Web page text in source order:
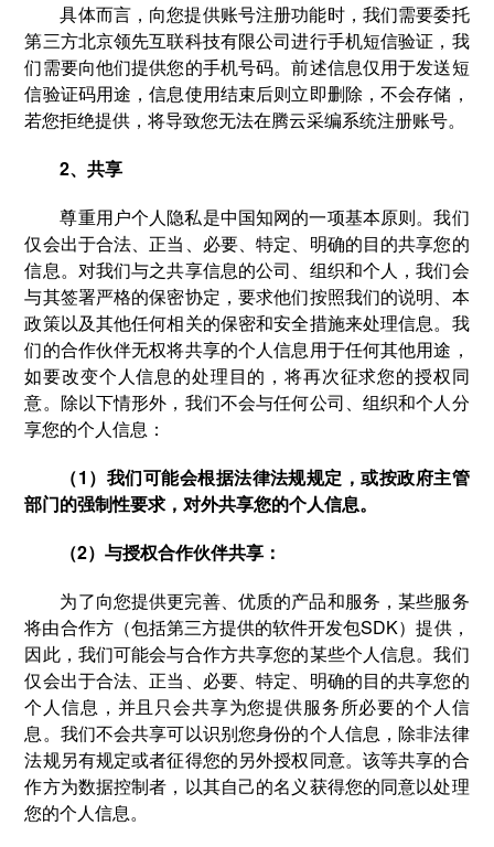
具体而言，向您提供账号注册功能时，我们需要委托
第三方北京领先互联科技有限公司进行手机短信验证，我
们需要向他们提供您的手机号码。前述信息仅用于发送短
信验证码用途，信息使用结束后则立即删除，不会存储，
若您拒绝提供，将导致您无法在腾云采编系统注册账号。
2、共享
尊重用户个人隐私是中国知网的一项基本原则。我们
仅会出于合法、正当、必要、特定、明确的目的共享您的
信息。对我们与之共享信息的公司、组织和个人，我们会
与其签署严格的保密协定，要求他们按照我们的说明、本
政策以及其他任何相关的保密和安全措施来处理信息。我
们的合作伙伴无权将共享的个人信息用于任何其他用途，
如要改变个人信息的处理目的，将再次征求您的授权同
意。除以下情形外，我们不会与任何公司、组织和个人分
享您的个人信息：
（1）我们可能会根据法律法规规定，或按政府主管
部门的强制性要求，对外共享您的个人信息。
（2）与授权合作伙伴共享：
为了向您提供更完善、优质的产品和服务，某些服务
将由合作方（包括第三方提供的软件开发包SDK）提供，
因此，我们可能会与合作方共享您的某些个人信息。我们
仅会出于合法、正当、必要、特定、明确的目的共享您的
个人信息，并且只会共享为您提供服务所必要的个人信
息。我们不会共享可以识别您身份的个人信息，除非法律
法规另有规定或者征得您的另外授权同意。该等共享的合
作方为数据控制者，以其自己的名义获得您的同意以处理
您的个人信息。